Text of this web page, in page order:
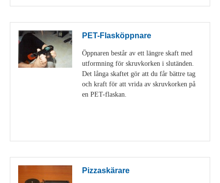
PET-Flasköppnare
Öppnaren består av ett längre skaft med
utformning för skruvkorken i slutänden.
Det långa skaftet gör att du får bättre tag
och kraft för att vrida av skruvkorken på
en PET-flaskan.
Pizzaskärare